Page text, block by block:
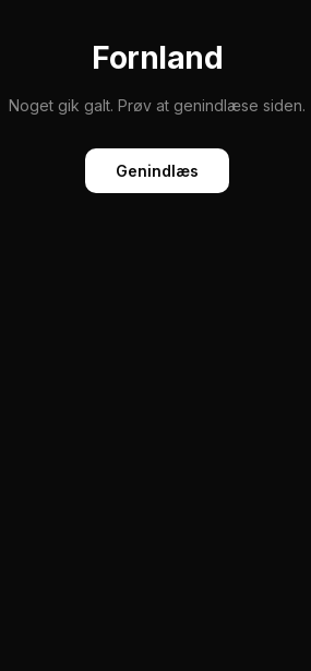
Fornland
Noget gik galt. Prøv at genindlæse siden.
Genindlæs